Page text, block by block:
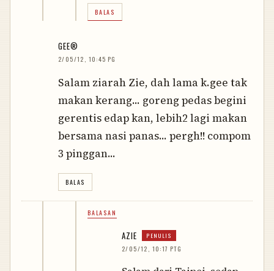
BALAS
GEE®
2/05/12, 10:45 PG
Salam ziarah Zie, dah lama k.gee tak
makan kerang... goreng pedas begini
gerentis edap kan, lebih2 lagi makan
bersama nasi panas... pergh!! compom
3 pinggan...
BALAS
BALASAN
AZIE
2/05/12, 10:17 PTG